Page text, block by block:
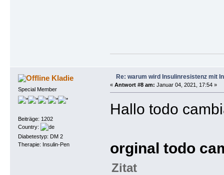
Kladie
Special Member
Beiträge: 1202
Country:
Diabetestyp: DM 2
Therapie: Insulin-Pen
Re: warum wird Insulinresistenz mit
« Antwort #8 am: Januar 04, 2021, 17:54 »
Hallo todo
orginal todo
Zitat